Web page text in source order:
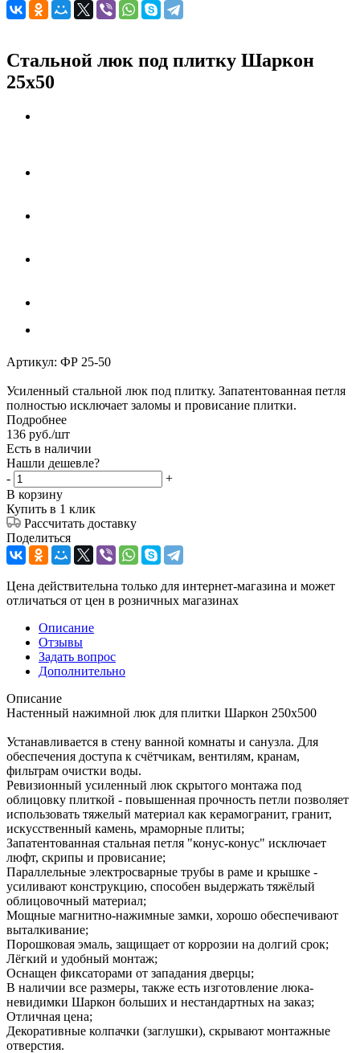
Стальной люк под плитку Шаркон
25x50
Артикул: ФР 25-50
Усиленный стальной люк под плитку. Запатентованная петля
полностью иcключает заломы и провисание плитки.
Подробнее
136 руб./шт
Есть в наличии
Нашли дешевле?
-
+
В корзину
Купить в 1 клик
Рассчитать доставку
Поделиться
Цена действительна только для интернет-магазина и может
отличаться от цен в розничных магазинах
Описание
Отзывы
Задать вопрос
Дополнительно
Описание
Настенный нажимной люк для плитки Шаркон 250х500
Устанавливается в стену ванной комнаты и санузла. Для
обеспечения доступа к счётчикам, вентилям, кранам,
фильтрам очистки воды.
Ревизионный усиленный люк скрытого монтажа под
облицовку плиткой - повышенная прочность петли позволяет
использовать тяжелый материал как керамогранит, гранит,
искусственный камень, мраморные плиты;
Запатентованная стальная петля "конус-конус" исключает
люфт, скрипы и провисание;
Параллельные электросварные трубы в раме и крышке -
усиливают конструкцию, способен выдержать тяжёлый
облицовочный материал;
Мощные магнитно-нажимные замки, хорошо обеспечивают
выталкивание;
Порошковая эмаль, защищает от коррозии на долгий срок;
Лёгкий и удобный монтаж;
Оснащен фиксаторами от западания дверцы;
В наличии все размеры, также есть изготовление люка-
невидимки Шаркон больших и нестандартных на заказ;
Отличная цена;
Декоративные колпачки (заглушки), скрывают монтажные
отверстия.